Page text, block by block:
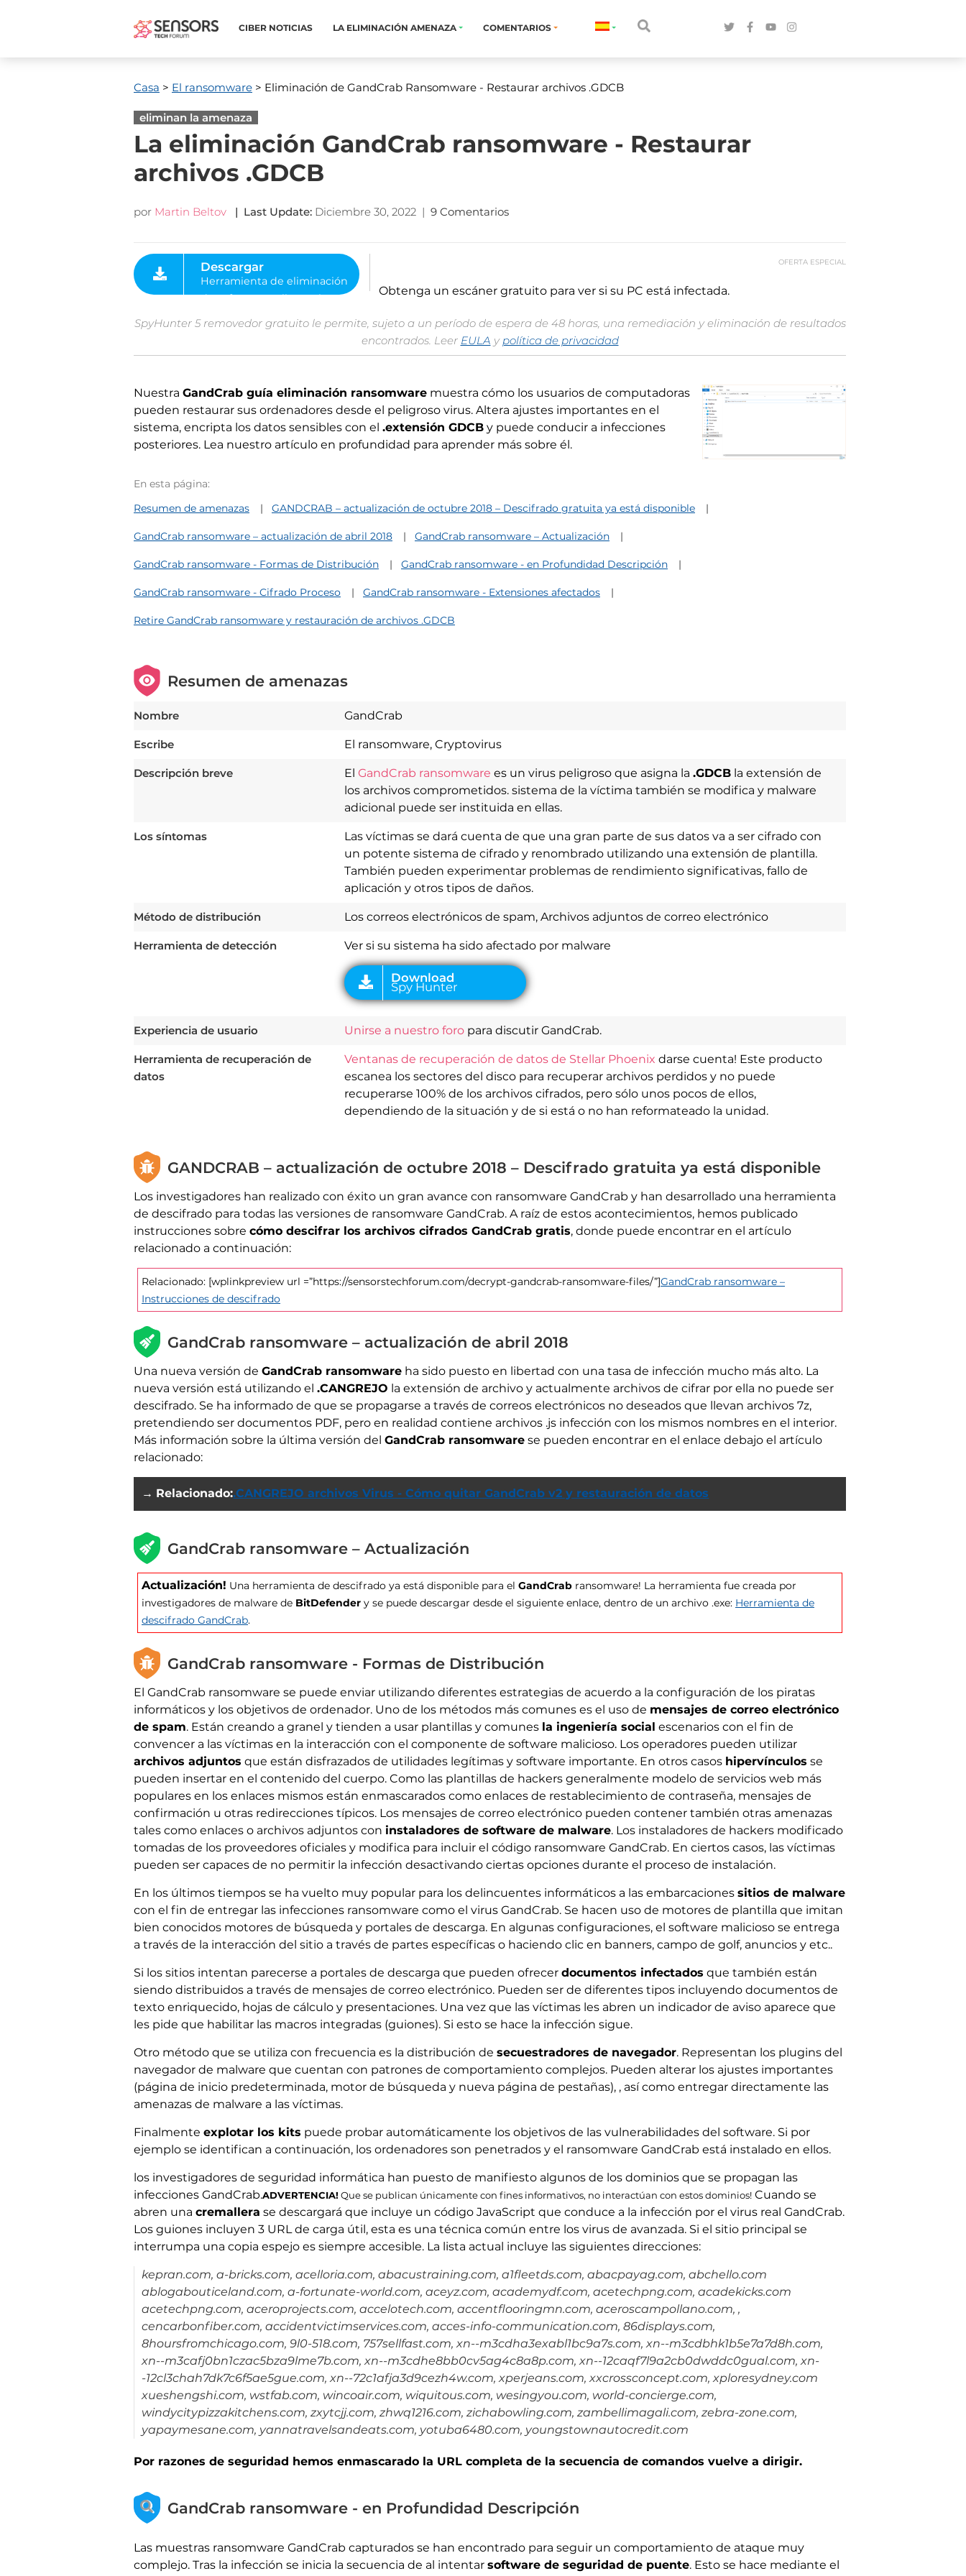
CIBER NOTICIAS LA ELIMINACIÓN AMENAZA COMENTARIOS
Casa > El ransomware > Eliminación de GandCrab Ransomware - Restaurar archivos .GDCB
eliminan la amenaza
La eliminación GandCrab ransomware - Restaurar
archivos .GDCB
por Martin Beltov | Last Update: Diciembre 30, 2022 | 9 Comentarios
OFERTA ESPECIAL
Herramienta de eliminación
de software malintencionado
Obtenga un escáner gratuito para ver si su PC está infectada.
SpyHunter 5 removedor gratuito le permite, sujeto a un período de espera de 48 horas, una remediación y eliminación de resultados
encontrados. Leer EULA ypolítica de privacidad
Nuestra GandCrab guía eliminación ransomware muestra cómo los usuarios de computadoras
pueden restaurar sus ordenadores desde el peligroso virus. Altera ajustes importantes en el
sistema, encripta los datos sensibles con el .extensión GDCB y puede conducir a infecciones
posteriores. Lea nuestro artículo en profundidad para aprender más sobre él.
En esta página:
Resumen de amenazas
GANDCRAB – actualización de octubre 2018 – Descifrado gratuita ya está disponible
GandCrab ransomware – actualización de abril 2018 GandCrab ransomware – Actualización
GandCrab ransomware - Formas de Distribución GandCrab ransomware - en Profundidad Descripción
GandCrab ransomware - Cifrado Proceso GandCrab ransomware - Extensiones afectados
Retire GandCrab ransomware y restauración de archivos .GDCB
Resumen de amenazas
Nombre GandCrab
Escribe El ransomware, Cryptovirus
Descripción breve El GandCrab ransomware es un virus peligroso que asigna la .GDCB la extensión de
los archivos comprometidos. sistema de la víctima también se modifica y malware
adicional puede ser instituida en ellas.
Los síntomas
Las víctimas se dará cuenta de que una gran parte de sus datos va a ser cifrado con
un potente sistema de cifrado y renombrado utilizando una extensión de plantilla.
También pueden experimentar problemas de rendimiento significativas, fallo de
aplicación y otros tipos de daños.
Método de distribución Los correos electrónicos de spam, Archivos adjuntos de correo electrónico
Herramienta de detección Ver si su sistema ha sido afectado por malware
Download
Spy Hunter
Experiencia de usuario Unirse a nuestro foro para discutir GandCrab.
Herramienta de recuperación de
datos
Ventanas de recuperación de datos de Stellar Phoenix darse cuenta! Este producto
escanea los sectores del disco para recuperar archivos perdidos y no puede
recuperarse 100% de los archivos cifrados, pero sólo unos pocos de ellos,
dependiendo de la situación y de si está o no han reformateado la unidad.
GANDCRAB – actualización de octubre 2018 – Descifrado gratuita ya está disponible
Los investigadores han realizado con éxito un gran avance con ransomware GandCrab y han desarrollado una herramienta
de descifrado para todas las versiones de ransomware GandCrab. A raíz de estos acontecimientos, hemos publicado
instrucciones sobre cómo descifrar los archivos cifrados GandCrab gratis, donde puede encontrar en el artículo
relacionado a continuación:
Relacionado: [wplinkpreview url =”https://sensorstechforum.com/decrypt-gandcrab-ransomware-files/”]GandCrab ransomware –
Instrucciones de descifrado
GandCrab ransomware – actualización de abril 2018
Una nueva versión de GandCrab ransomware ha sido puesto en libertad con una tasa de infección mucho más alto. La
nueva versión está utilizando el .CANGREJO la extensión de archivo y actualmente archivos de cifrar por ella no puede ser
descifrado. Se ha informado de que se propagarse a través de correos electrónicos no deseados que llevan archivos 7z,
pretendiendo ser documentos PDF, pero en realidad contiene archivos .js infección con los mismos nombres en el interior.
Más información sobre la última versión del GandCrab ransomware se pueden encontrar en el enlace debajo el artículo
relacionado:
→ Relacionado:.CANGREJO archivos Virus - Cómo quitar GandCrab v2 y restauración de datos
GandCrab ransomware – Actualización
Actualización! Una herramienta de descifrado ya está disponible para el GandCrab ransomware! La herramienta fue creada por
investigadores de malware de BitDefender y se puede descargar desde el siguiente enlace, dentro de un archivo .exe: Herramienta de
descifrado GandCrab.
GandCrab ransomware - Formas de Distribución
El GandCrab ransomware se puede enviar utilizando diferentes estrategias de acuerdo a la configuración de los piratas
informáticos y los objetivos de ordenador. Uno de los métodos más comunes es el uso de mensajes de correo electrónico
de spam. Están creando a granel y tienden a usar plantillas y comunes la ingeniería social escenarios con el fin de
convencer a las víctimas en la interacción con el componente de software malicioso. Los operadores pueden utilizar
archivos adjuntos que están disfrazados de utilidades legítimas y software importante. En otros casos hipervínculos se
pueden insertar en el contenido del cuerpo. Como las plantillas de hackers generalmente modelo de servicios web más
populares en los enlaces mismos están enmascarados como enlaces de restablecimiento de contraseña, mensajes de
confirmación u otras redirecciones típicos. Los mensajes de correo electrónico pueden contener también otras amenazas
tales como enlaces o archivos adjuntos con instaladores de software de malware. Los instaladores de hackers modificado
tomadas de los proveedores oficiales y modifica para incluir el código ransomware GandCrab. En ciertos casos, las víctimas
pueden ser capaces de no permitir la infección desactivando ciertas opciones durante el proceso de instalación.
En los últimos tiempos se ha vuelto muy popular para los delincuentes informáticos a las embarcaciones sitios de malware
con el fin de entregar las infecciones ransomware como el virus GandCrab. Se hacen uso de motores de plantilla que imitan
bien conocidos motores de búsqueda y portales de descarga. En algunas configuraciones, el software malicioso se entrega
a través de la interacción del sitio a través de partes específicas o haciendo clic en banners, campo de golf, anuncios y etc..
Si los sitios intentan parecerse a portales de descarga que pueden ofrecer documentos infectados que también están
siendo distribuidos a través de mensajes de correo electrónico. Pueden ser de diferentes tipos incluyendo documentos de
texto enriquecido, hojas de cálculo y presentaciones. Una vez que las víctimas les abren un indicador de aviso aparece que
les pide que habilitar las macros integradas (guiones). Si esto se hace la infección sigue.
Otro método que se utiliza con frecuencia es la distribución de secuestradores de navegador. Representan los plugins del
navegador de malware que cuentan con patrones de comportamiento complejos. Pueden alterar los ajustes importantes
(página de inicio predeterminada, motor de búsqueda y nueva página de pestañas), , así como entregar directamente las
amenazas de malware a las víctimas.
Finalmente explotar los kits puede probar automáticamente los objetivos de las vulnerabilidades del software. Si por
ejemplo se identifican a continuación, los ordenadores son penetrados y el ransomware GandCrab está instalado en ellos.
los investigadores de seguridad informática han puesto de manifiesto algunos de los dominios que se propagan las
infecciones GandCrab.ADVERTENCIA! Que se publican únicamente con fines informativos, no interactúan con estos dominios! Cuando se
abren una cremallera se descargará que incluye un código JavaScript que conduce a la infección por el virus real GandCrab.
Los guiones incluyen 3 URL de carga útil, esta es una técnica común entre los virus de avanzada. Si el sitio principal se
interrumpa una copia espejo es siempre accesible. La lista actual incluye las siguientes direcciones:
kepran.com, a-bricks.com, acelloria.com, abacustraining.com, a1fleetds.com, abacpayag.com, abchello.com
ablogabouticeland.com, a-fortunate-world.com, aceyz.com, academydf.com, acetechpng.com, acadekicks.com
acetechpng.com, aceroprojects.com, accelotech.com, accentflooringmn.com, aceroscampollano.com, ,
cencarbonfiber.com, accidentvictimservices.com, acces-info-communication.com, 86displays.com,
8hoursfromchicago.com, 9l0-518.com, 757sellfast.com, xn--m3cdha3exabl1bc9a7s.com, xn--m3cdbhk1b5e7a7d8h.com,
xn--m3cafj0bn1czac5bza9lme7b.com, xn--m3cdhe8bb0cv5ag4c8a8p.com, xn--12caqf7l9a2cb0dwddc0gual.com, xn-
-12cl3chah7dk7c6f5ae5gue.com, xn--72c1afja3d9cezh4w.com, xperjeans.com, xxcrossconcept.com, xploresydney.com
xueshengshi.com, wstfab.com, wincoair.com, wiquitous.com, wesingyou.com, world-concierge.com,
windycitypizzakitchens.com, zxytcjj.com, zhwq1216.com, zichabowling.com, zambellimagali.com, zebra-zone.com,
yapaymesane.com, yannatravelsandeats.com, yotuba6480.com, youngstownautocredit.com
Por razones de seguridad hemos enmascarado la URL completa de la secuencia de comandos vuelve a dirigir.
GandCrab ransomware - en Profundidad Descripción
Las muestras ransomware GandCrab capturados se han encontrado para seguir un comportamiento de ataque muy
complejo. Tras la infección se inicia la secuencia de al intentar software de seguridad de puente. Esto se hace mediante el